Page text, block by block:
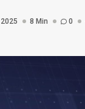
8 Min 0